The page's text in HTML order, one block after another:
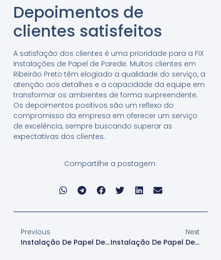
Depoimentos de
clientes satisfeitos
A satisfação dos clientes é uma prioridade para a FIX
Instalações de Papel de Parede. Muitos clientes em
Ribeirão Preto têm elogiado a qualidade do serviço, a
atenção aos detalhes e a capacidade da equipe em
transformar os ambientes de forma surpreendente.
Os depoimentos positivos são um reflexo do
compromisso da empresa em oferecer um serviço
de excelência, sempre buscando superar as
expectativas dos clientes.
Compartilhe a postagem:
Previous
Instalação De Papel De Parede Recife
Next
Instalação De Papel De Parede Rj